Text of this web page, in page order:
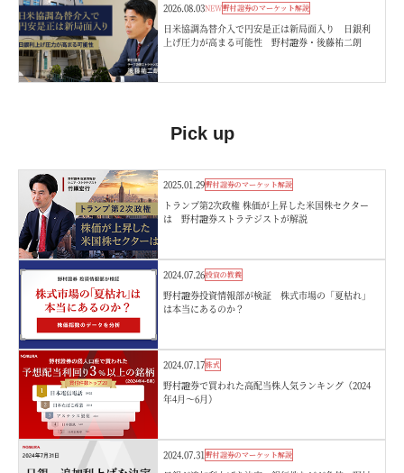
2026.08.03NEW野村證券のマーケット解説
日米協調為替介入で円安是正は新局面入り 日銀利
上げ圧力が高まる可能性 野村證券・後藤祐二朗
Pick up
2025.01.29野村證券のマーケット解説
トランプ第2次政権 株価が上昇した米国株セクター
は 野村證券ストラテジストが解説
2024.07.26投資の教養
野村證券投資情報部が検証 株式市場の「夏枯れ」
は本当にあるのか？
2024.07.17株式
野村證券で買われた高配当株人気ランキング（2024
年4月～6月）
2024.07.31野村證券のマーケット解説